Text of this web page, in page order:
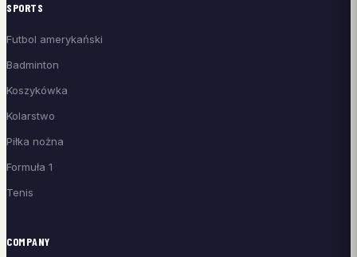
SPORTS
Futbol amerykański
Badminton
Koszykówka
Kolarstwo
Piłka nożna
Formuła 1
Tenis
COMPANY